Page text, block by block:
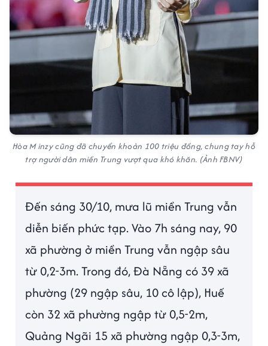
Hòa M inzy cũng đã chuyển khoản 100 triệu đồng, chung tay hỗ
trợ người dân miền Trung vượt qua khó khăn. (Ảnh FBNV)
Đến sáng 30/10, mưa lũ miền Trung vẫn
diễn biến phức tạp. Vào 7h sáng nay, 90
xã phường ở miền Trung vẫn ngập sâu
từ 0,2-3m. Trong đó, Đà Nẵng có 39 xã
phường (29 ngập sâu, 10 cô lập), Huế
còn 32 xã phường ngập từ 0,5-2m,
Quảng Ngãi 15 xã phường ngập 0,3-3m,